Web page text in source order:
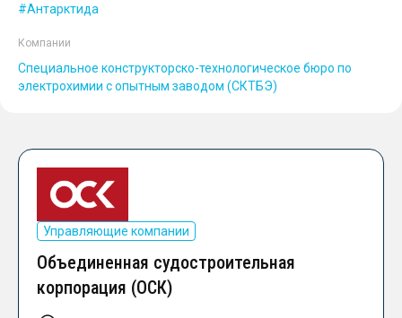
Антарктида
Компании
Специальное кон­структорско-технологическое бюро по
электрохимии с опытным заводом (СКТБЭ)
Управляющие компании
Объединенная судостроительная
корпорация (ОСК)